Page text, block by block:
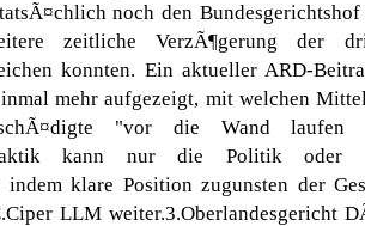
noch den
zeitliche VerzÃ¶gerung der
konnten. Ein aktueller ARD-
mehr aufgezeigt, mit welchen
"vor die Wand laufen
kann nur die Politik oder
indem klare Position zugunsten der
LLM weiter.3.Oberlandesgericht